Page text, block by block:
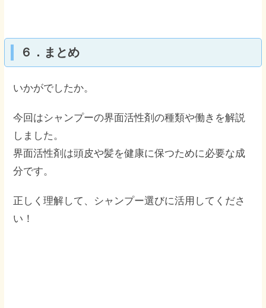
６．まとめ
いかがでしたか。
今回はシャンプーの界面活性剤の種類や働きを解説
しました。
界面活性剤は頭皮や髪を健康に保つために必要な成
分です。
正しく理解して、シャンプー選びに活用してくださ
い！